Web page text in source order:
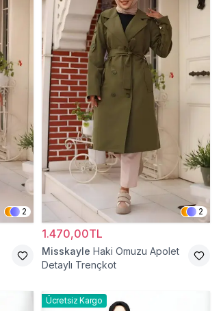
2 2
1.470,00TL
Misskayle Haki Omuzu Apolet
Detaylı Trençkot
Ücretsiz Kargo